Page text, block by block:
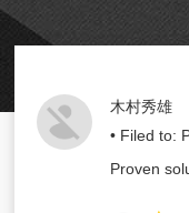
木村秀雄
• Filed to:
Proven